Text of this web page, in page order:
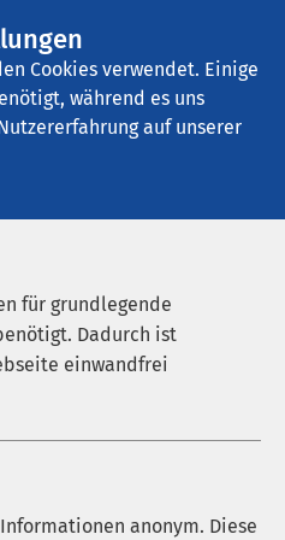
Cookies verwendet. Einige
während es uns
auf unserer
für grundlegende
Dadurch ist
einwandfrei
anonym. Diese
Somatik,
bieten wir
sowie in der
suchen
die mit ihrem